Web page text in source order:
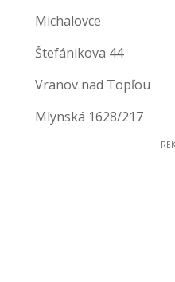
Michalovce
Štefánikova 44
Vranov nad Topľou
Mlynská 1628/217